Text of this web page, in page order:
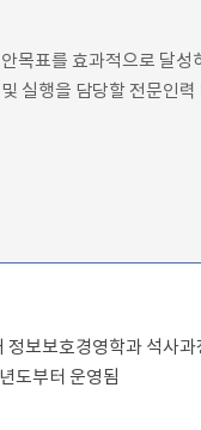
목표를 효과적으로 달
실행을 담당할 전문인력
보보호경영학과 석사
도부터 운영됨